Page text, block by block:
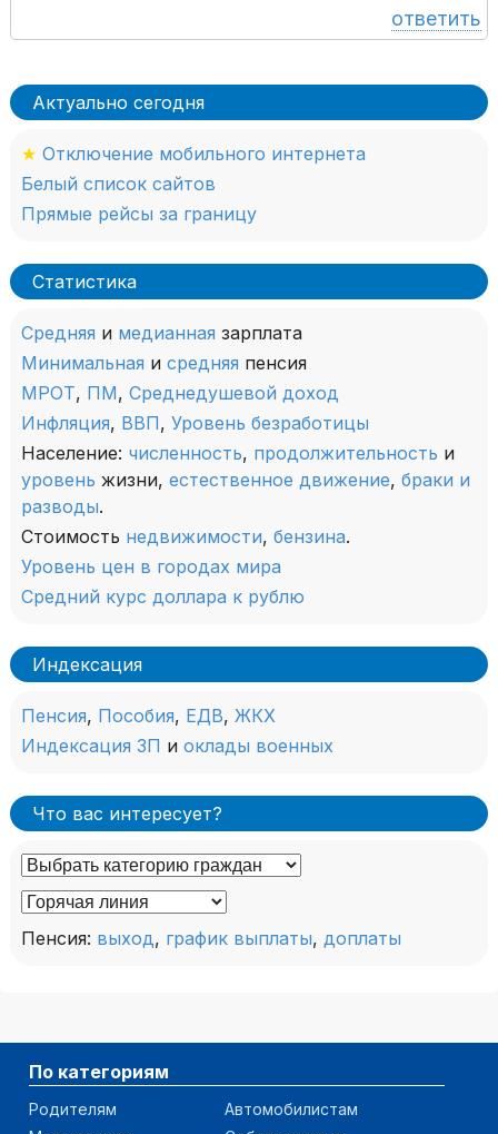
ответить
Актуально сегодня
★ Отключение мобильного интернета
Белый список сайтов
Прямые рейсы за границу
Статистика
Средняя и медианная зарплата
Минимальная и средняя пенсия
МРОТ, ПМ, Среднедушевой доход
Инфляция, ВВП, Уровень безработицы
Население: численность, продолжительность и
уровень жизни, естественное движение, браки и
разводы.
Стоимость недвижимости, бензина.
Уровень цен в городах мира
Средний курс доллара к рублю
Индексация
Пенсия, Пособия, ЕДВ, ЖКХ
Индексация ЗП и оклады военных
Что вас интересует?
Пенсия: выход, график выплаты, доплаты
По категориям
Родителям
Автомобилистам